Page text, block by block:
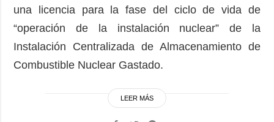
una licencia para la fase del ciclo de vida de
“operación de la instalación nuclear” de la
Instalación Centralizada de Almacenamiento de
Combustible Nuclear Gastado.
LEER MÁS